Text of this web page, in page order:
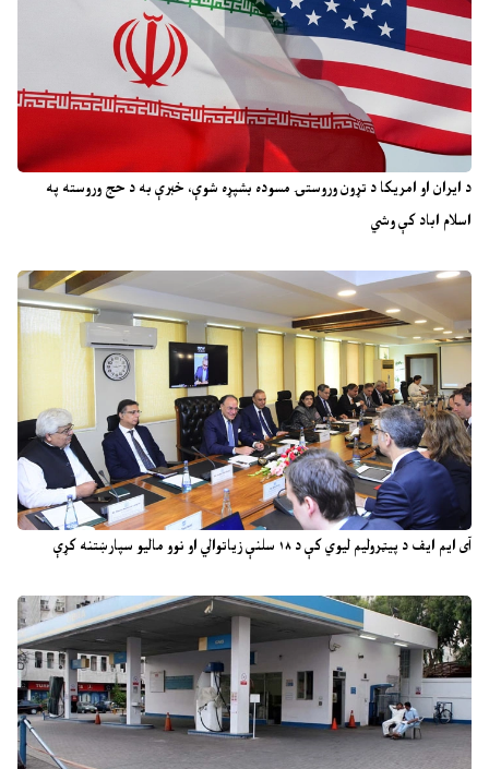
د ایران او امریکا د تړون وروستۍ مسوده بشپړه شوې، خبرې به د حج وروسته په
اسلام اباد کې وشي
آی ایم ایف د پیټرولیم لیوي کې د ۱۸ سلنې زیاتوالي او نوو مالیو سپارښتنه کړې